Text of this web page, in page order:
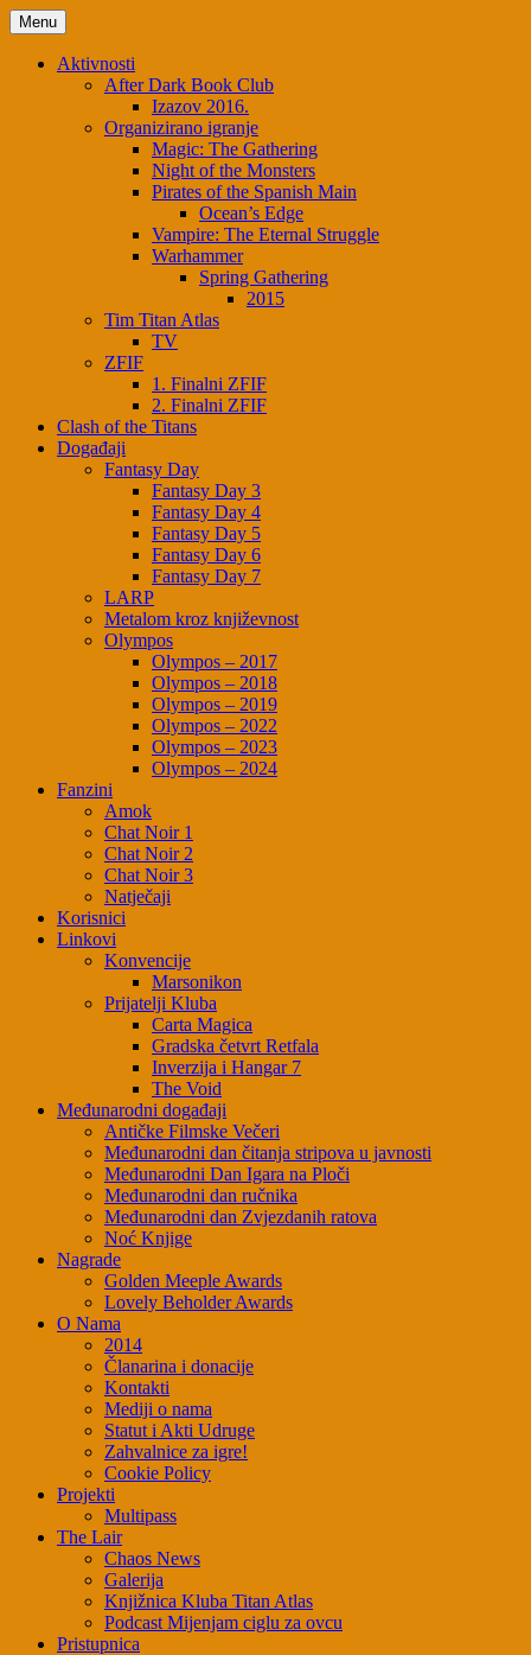
Skip
to
content
Menu
Aktivnosti
After Dark Book Club
Izazov 2016.
Organizirano igranje
Magic: The Gathering
Night of the Monsters
Pirates of the Spanish Main
Ocean’s Edge
Vampire: The Eternal Struggle
Warhammer
Spring Gathering
2015
Tim Titan Atlas
TV
ZFIF
1. Finalni ZFIF
2. Finalni ZFIF
Clash of the Titans
Događaji
Fantasy Day
Fantasy Day 3
Fantasy Day 4
Fantasy Day 5
Fantasy Day 6
Fantasy Day 7
LARP
Metalom kroz književnost
Olympos
Olympos – 2017
Olympos – 2018
Olympos – 2019
Olympos – 2022
Olympos – 2023
Olympos – 2024
Fanzini
Amok
Chat Noir 1
Chat Noir 2
Chat Noir 3
Natječaji
Korisnici
Linkovi
Konvencije
Marsonikon
Prijatelji Kluba
Carta Magica
Gradska četvrt Retfala
Inverzija i Hangar 7
The Void
Međunarodni događaji
Antičke Filmske Večeri
Međunarodni dan čitanja stripova u javnosti
Međunarodni Dan Igara na Ploči
Međunarodni dan ručnika
Međunarodni dan Zvjezdanih ratova
Noć Knjige
Nagrade
Golden Meeple Awards
Lovely Beholder Awards
O Nama
2014
Članarina i donacije
Kontakti
Mediji o nama
Statut i Akti Udruge
Zahvalnice za igre!
Cookie Policy
Projekti
Multipass
The Lair
Chaos News
Galerija
Knjižnica Kluba Titan Atlas
Podcast Mijenjam ciglu za ovcu
Pristupnica